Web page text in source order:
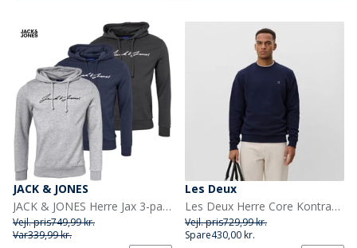
JACK & JONES
JACK & JONES Herre Jax 3-pak Sweat Hoodies Tap Sko/Lysegrå Melange/Marineblå Blazer
Vejl. pris749,99 kr.
Var339,99 kr.
Les Deux
Les Deux Herre Core Kontrast Sweatshirt Dark Navy
Vejl. pris729,99 kr.
Spare430,00 kr.